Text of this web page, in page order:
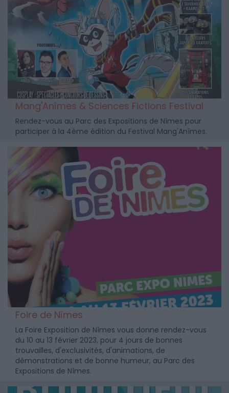
Mang'Anîmes & Sciences Fictions Festival
Rendez-vous au Parc des Expositions de Nîmes pour
participer à la 4ème édition du Festival Mang'Anîmes.
Foire de Nîmes
La Foire Exposition de Nîmes vous donne rendez-vous
du 10 au 13 février 2023, pour 4 jours de bonnes
trouvailles, d'exclusivités, d'animations, de
démonstrations et de bonne humeur, au Parc des
Expositions de Nîmes.